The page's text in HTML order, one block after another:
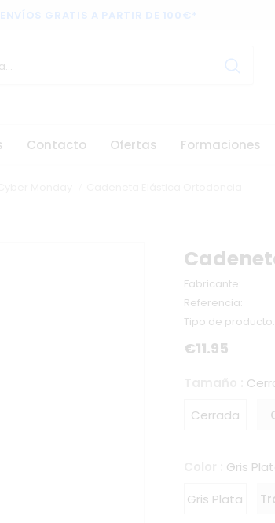
ENVÍOS GRATIS A PARTIR DE 100€*
Contacto Ofertas Formaciones
Fabricante:
Referencia:
Tipo de producto:
€11.95
Cerrada
Gris
Gris Plata